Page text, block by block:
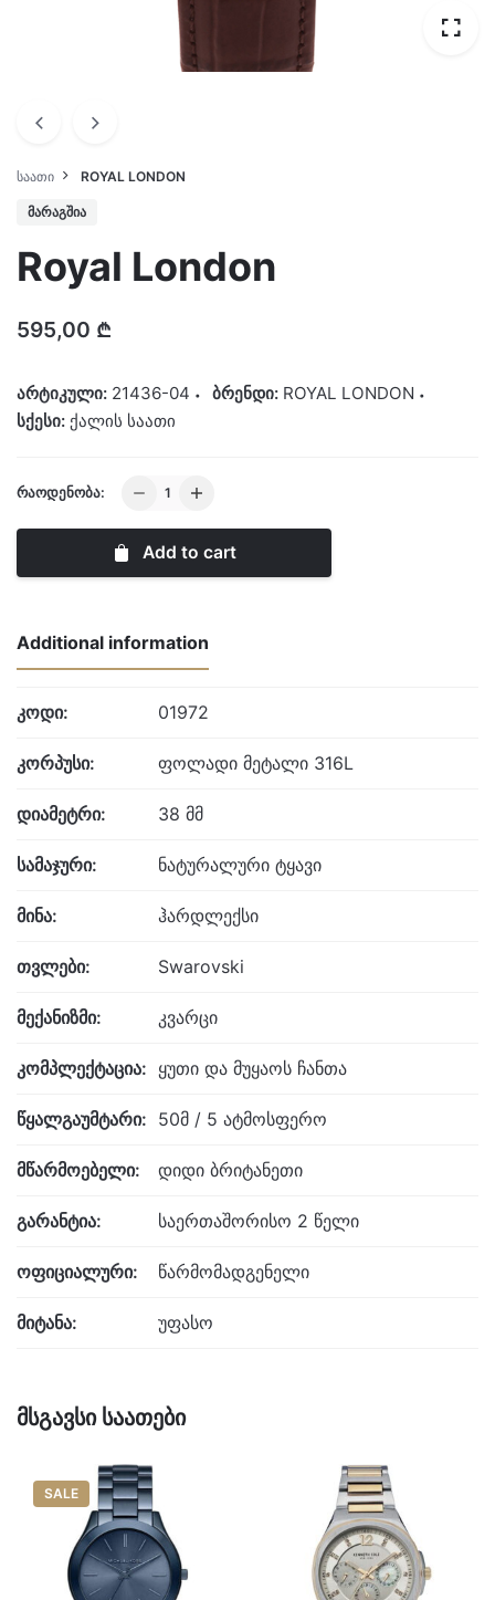
ᲡᲐᲐᲗᲘ ROYAL LONDON
ᲛᲐᲠᲐᲒᲨᲘᲐ
Royal London
595,00 ₾
არტიკული: 21436-04 ბრენდი: ROYAL LONDON
სქესი: ქალის საათი
ᲠᲐᲝᲓᲔᲜᲝᲑᲐ:
Royal
quantity
Add to cart
Additional information
კოდი: 01972
კორპუსი: ფოლადი მეტალი 316L
დიამეტრი: 38 მმ
სამაჯური: ნატურალური ტყავი
მინა: ჰარდლექსი
თვლები: Swarovski
მექანიზმი: კვარცი
კომპლექტაცია: ყუთი და მუყაოს ჩანთა
წყალგაუმტარი: 50მ / 5 ატმოსფერო
მწარმოებელი: დიდი ბრიტანეთი
გარანტია: საერთაშორისო 2 წელი
ოფიციალური: წარმომადგენელი
მიტანა: უფასო
მსგავსი საათები
SALE